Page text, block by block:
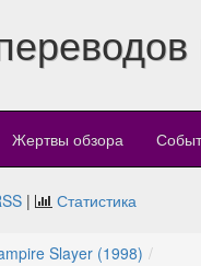
Жертвы обзора
| Статистика
Slayer (1998)